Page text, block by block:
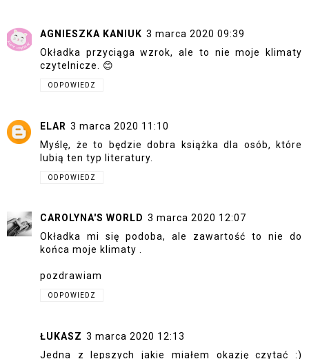
AGNIESZKA KANIUK 3 marca 2020 09:39
Okładka przyciąga wzrok, ale to nie moje klimaty
czytelnicze. 😊
ODPOWIEDZ
ELAR 3 marca 2020 11:10
Myślę, że to będzie dobra książka dla osób, które
lubią ten typ literatury.
ODPOWIEDZ
CAROLYNA'S WORLD 3 marca 2020 12:07
Okładka mi się podoba, ale zawartość to nie do
końca moje klimaty .
pozdrawiam
ODPOWIEDZ
ŁUKASZ 3 marca 2020 12:13
Jedna z lepszych jakie miałem okazję czytać :)